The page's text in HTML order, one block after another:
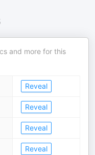
and more for this
Reveal
Reveal
Reveal
Reveal